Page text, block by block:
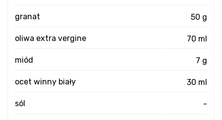
granat 50 g
oliwa extra vergine 70 ml
miód 7 g
ocet winny biały 30 ml
sól -